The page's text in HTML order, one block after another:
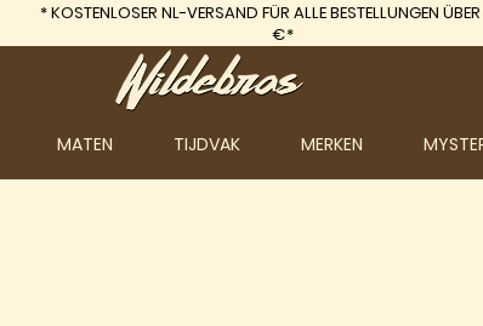
MATEN TIJDVAK MERKEN
*KOSTENLOSER NL-VERSAND FÜR ALLE BESTELLUNGEN
€*